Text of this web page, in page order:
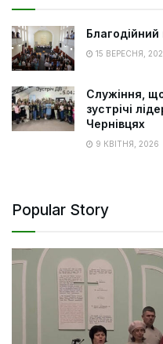
15 ВЕРЕСНЯ,
Служіння,
зустрічі
Чернівцях
9 КВІТНЯ, 2026
Popular Story